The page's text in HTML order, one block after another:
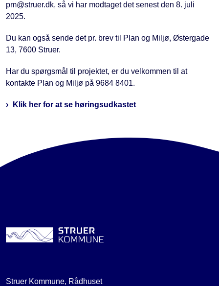
pm@struer.dk, så vi har modtaget det senest den 8. juli
2025.
Du kan også sende det pr. brev til Plan og Miljø, Østergade
13, 7600 Struer.
Har du spørgsmål til projektet, er du velkommen til at
kontakte Plan og Miljø på 9684 8401.
Klik her for at se høringsudkastet
Struer Kommune, Rådhuset